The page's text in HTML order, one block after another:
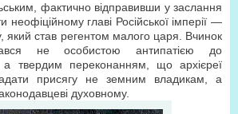
фактично відправивши у заслання
неофіційному главі Російської імперії —
який став регентом малого царя. Вчинок
не особистою антипатією до
а твердим переконанням, що архієреї
присягу не земним владикам, а
духовному.